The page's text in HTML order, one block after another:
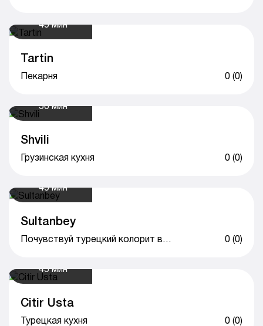
45 мин
Tartin
Пекарня 0 (0)
50 мин
Shvili
Грузинская кухня 0 (0)
45 мин
Sultanbey
Почувствуй турецкий колорит вместе с Sultanbey 0 (0)
45 мин
Citir Usta
Турецкая кухня 0 (0)